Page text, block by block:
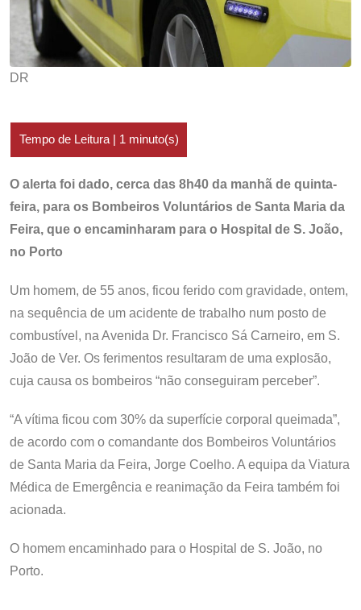
DR
O alerta foi dado, cerca das 8h40 da manhã de quinta-
feira, para os Bombeiros Voluntários de Santa Maria da
Feira, que o encaminharam para o Hospital de S. João,
no Porto
Um homem, de 55 anos, ficou ferido com gravidade, ontem,
na sequência de um acidente de trabalho num posto de
combustível, na Avenida Dr. Francisco Sá Carneiro, em S.
João de Ver. Os ferimentos resultaram de uma explosão,
cuja causa os bombeiros “não conseguiram perceber”.
“A vítima ficou com 30% da superfície corporal queimada”,
de acordo com o comandante dos Bombeiros Voluntários
de Santa Maria da Feira, Jorge Coelho. A equipa da Viatura
Médica de Emergência e reanimação da Feira também foi
acionada.
O homem encaminhado para o Hospital de S. João, no
Porto.